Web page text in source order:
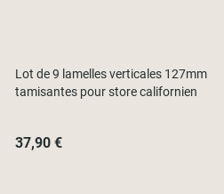
Lot de 9 lamelles verticales 127mm
tamisantes pour store californien
37,90 €